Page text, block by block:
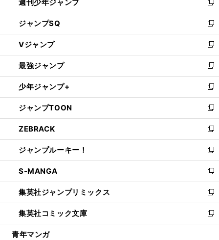
く
週刊少年ジャンプ
新
し
い
ウ
ィ
ン
ド
ウ
で
開
く
ジャンプSQ
新
し
い
ウ
ィ
ン
ド
ウ
で
開
く
Vジャンプ
新
し
い
ウ
ィ
ン
ド
ウ
で
開
く
最強ジャンプ
新
し
い
ウ
ィ
ン
ド
ウ
で
開
く
少年ジャンプ+
新
し
い
ウ
ィ
ン
ド
ウ
で
開
く
ジャンプTOON
新
し
い
ウ
ィ
ン
ド
ウ
で
開
く
ZEBRACK
新
し
い
ウ
ィ
ン
ド
ウ
で
開
ジャンプルーキー！
新
し
い
ウ
ィ
ン
ド
ウ
S-MANGA
新
し
い
ウ
ィ
ン
集英社ジャンプリミックス
新
し
い
ウ
集英社コミック文庫
新
し
青年マンガ